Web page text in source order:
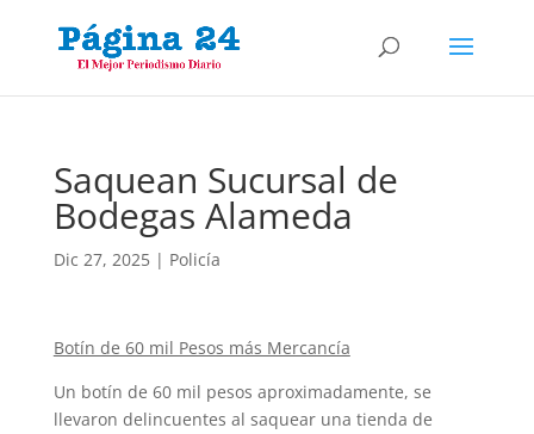
Saquean Sucursal de
Bodegas Alameda
Dic 27, 2025| Policía
Botín de 60 mil Pesos más Mercancía
Un botín de 60 mil pesos aproximadamente, se
llevaron delincuentes al saquear una tienda de